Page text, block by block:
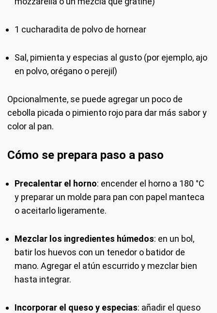
1 cucharadita de polvo de hornear
Sal, pimienta y especias al gusto (por ejemplo, ajo
en polvo, orégano o perejil)
Opcionalmente, se puede agregar un poco de
cebolla picada o pimiento rojo para dar más sabor y
color al pan.
Cómo se prepara paso a paso
Precalentar el horno: encender el horno a 180 °C
y preparar un molde para pan con papel manteca
o aceitarlo ligeramente.
Mezclar los ingredientes húmedos: en un bol,
batir los huevos con un tenedor o batidor de
mano. Agregar el atún escurrido y mezclar bien
hasta integrar.
Incorporar el queso y especias: añadir el queso